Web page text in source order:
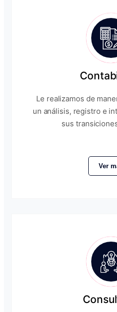
Le realizamos de
un análisis, registro e
sus
Ver